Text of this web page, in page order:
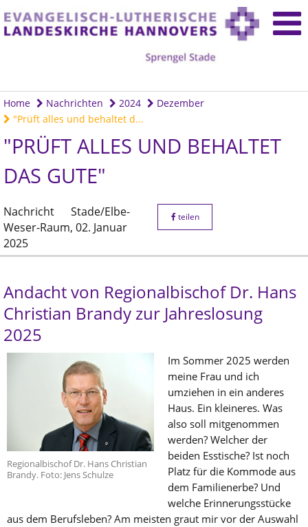
Home Nachrichten 2024
Dezember
"Prüft alles und behaltet d...
"PRÜFT ALLES UND BEHALTET
DAS GUTE"
Nachricht
Stade/Elbe-
Weser-Raum, 02. Januar
2025
teilen
Andacht von Regionalbischof Dr. Hans
Christian Brandy zur Jahreslosung
2025
Regionalbischof Dr. Hans Christian
Brandy. Foto: Jens Schulze
Im Sommer 2025 werden
meine Frau und ich
umziehen in ein anderes
Haus. Ein kleineres. Was
also soll mitgenommen
werden? Welcher der
beiden Esstische? Ist noch
Platz für die Kommode aus
dem Familienerbe? Und
welche Erinnerungsstücke
aus dem Berufsleben? Am meisten graut mir vor der Auswahl